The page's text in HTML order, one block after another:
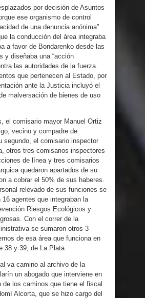
por decisión de Asuntos
ese organismo de control
de una denuncia anónima”
la conducción del área integraba
a favor de Bondarenko desde las
y diseñaba una “acción
las autoridades de la fuerza.
que pertenecen al Estado, por
ante la Justicia incluyó el
malversación de bienes de uso
el comisario mayor Manuel Ortiz
vecino y compadre de
segundo, el comisario inspector
otros tres comisarios inspectores
de línea y tres comisarios
quedaron apartados de su
a cobrar el 50% de sus haberes.
relevado de sus funciones se
agentes que integraban la
Riesgos Ecológicos y
Con el correr de la
se sumaron otros 3
de esa área que funciona en
38 y 39, de La Plata.
va camino al archivo de la
un abogado que interviene en
de los caminos que tiene el fiscal
Alcorta, que se hizo cargo del